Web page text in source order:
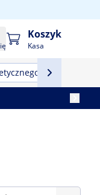
Koszyk
Kasa